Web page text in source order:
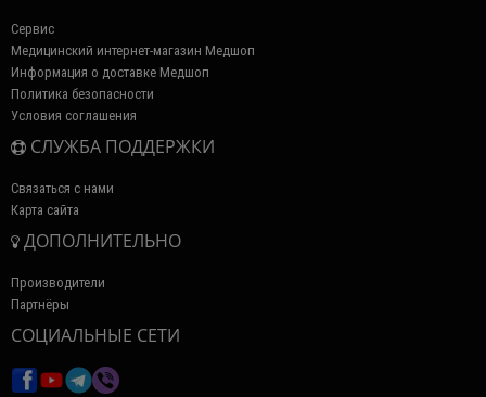
Сервис
Медицинский интернет-магазин Медшоп
Информация о доставке Медшоп
Политика безопасности
Условия соглашения
СЛУЖБА ПОДДЕРЖКИ
Связаться с нами
Карта сайта
ДОПОЛНИТЕЛЬНО
Производители
Партнёры
СОЦИАЛЬНЫЕ СЕТИ